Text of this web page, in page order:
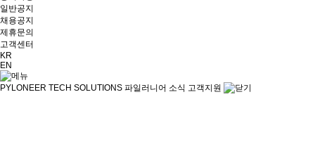
일반공지
채용공지
제휴문의
고객센터
KR
EN
PYLONEER TECH SOLUTIONS 파일러니어 소식 고객지원